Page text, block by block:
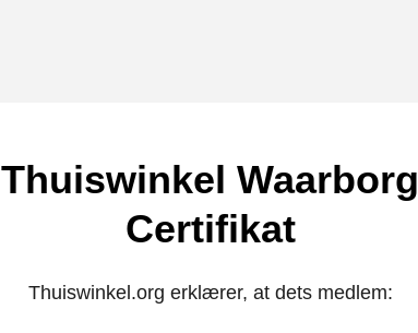
Thuiswinkel Waarborg
Certifikat
Thuiswinkel.org erklærer, at dets medlem: